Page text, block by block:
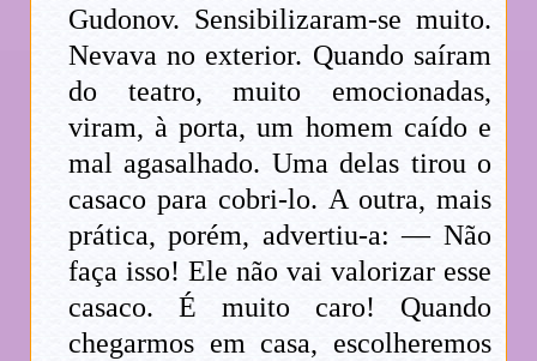
Gudonov. Sensibilizaram-se muito.
Nevava no exterior. Quando saíram
do teatro, muito emocionadas,
viram, à porta, um homem caído e
mal agasalhado. Uma delas tirou o
casaco para cobri-lo. A outra, mais
prática, porém, advertiu-a: — Não
faça isso! Ele não vai valorizar esse
casaco. É muito caro! Quando
chegarmos em casa, escolheremos